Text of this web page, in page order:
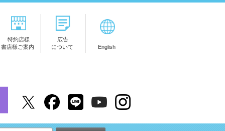
特約店様
書店様ご案内
広告
について
English